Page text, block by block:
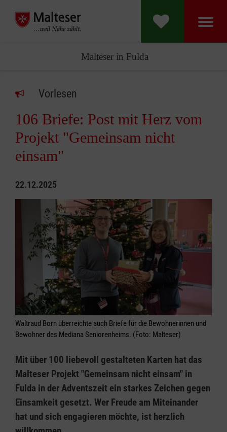
Malteser in Fulda
Vorlesen
106 Briefe: Post mit Herz vom
Projekt "Gemeinsam nicht
einsam"
22.12.2025
Waltraud Born überreichte auch Briefe für die Bewohnerinnen und
Bewohner des Mediana Seniorenheims. (Foto: Malteser)
Mit über 100 liebevoll gestalteten Karten hat das
Malteser Projekt "Gemeinsam nicht einsam" in
Fulda in der Adventszeit ein starkes Zeichen gegen
Einsamkeit gesetzt. Wer Freude am Miteinander
hat und sich engagieren möchte, ist herzlich